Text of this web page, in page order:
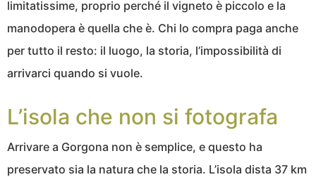
limitatissime, proprio perché il vigneto è piccolo e la
manodopera è quella che è. Chi lo compra paga anche
per tutto il resto: il luogo, la storia, l’impossibilità di
arrivarci quando si vuole.
L’isola che non si fotografa
Arrivare a Gorgona non è semplice, e questo ha
preservato sia la natura che la storia. L’isola dista 37 km